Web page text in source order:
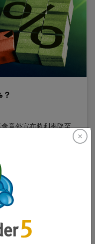
意外宣布將利率降至
轉變——許多人曾認為這